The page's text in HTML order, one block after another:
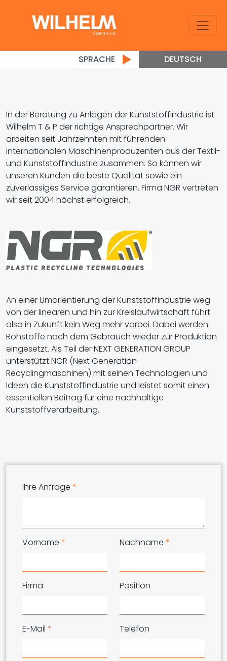
SPRACHE DEUTSCH
In der Beratung zu Anlagen der Kunststoffindustrie ist
Wilhelm T & P der richtige Ansprechpartner. Wir
arbeiten seit Jahrzehnten mit führenden
internationalen Maschinenproduzenten aus der Textil-
und Kunststoffindustrie zusammen. So können wir
unseren Kunden die beste Qualität sowie ein
zuverlässiges Service garantieren. Firma NGR vertreten
wir seit 2004 höchst erfolgreich.
An einer Umorientierung der Kunststoffindustrie weg
von der linearen und hin zur Kreislaufwirtschaft führt
also in Zukunft kein Weg mehr vorbei. Dabei werden
Rohstoffe nach dem Gebrauch wieder zur Produktion
eingesetzt. Als Teil der NEXT GENERATION GROUP
unterstützt NGR (Next Generation
Recyclingmaschinen) mit seinen Technologien und
Ideen die Kunststoffindustrie und leistet somit einen
essentiellen Beitrag für eine nachhaltige
Kunststoffverarbeitung.
Ihre Anfrage *
Vorname * Nachname *
Firma Position
E-Mail * Telefon